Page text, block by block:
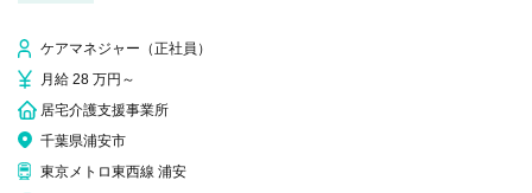
ケアマネジャー（正社員）
月給 28 万円～
居宅介護支援事業所
千葉県浦安市
東京メトロ東西線 浦安